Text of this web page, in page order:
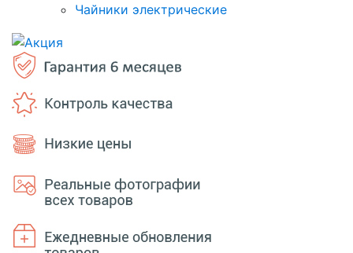
Чайники электрические